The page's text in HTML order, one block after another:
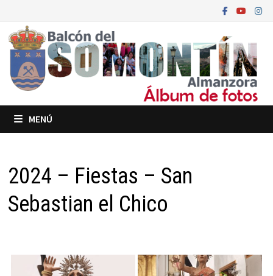
contenido
MENÚ
2024 – Fiestas – San
Sebastian el Chico